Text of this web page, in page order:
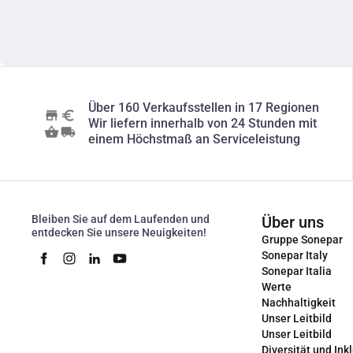
Über 160 Verkaufsstellen in 17 Regionen
Wir liefern innerhalb von 24 Stunden mit
einem Höchstmaß an Serviceleistung
Bleiben Sie auf dem Laufenden und
entdecken Sie unsere Neuigkeiten!
Über uns
Gruppe Sonepar
Sonepar Italy
Sonepar Italia
Werte
Nachhaltigkeit
Unser Leitbild
Unser Leitbild
Diversität und